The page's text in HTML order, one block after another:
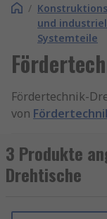
/
und
Systemteile
Fördertechnik-
von
und
eingesetzt. Sie
wo eine
die Mitarbeiter
3 Produkte
Drehtische